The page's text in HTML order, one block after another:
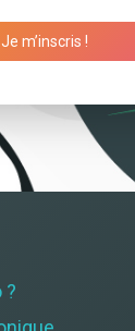
Je m’inscris !
?